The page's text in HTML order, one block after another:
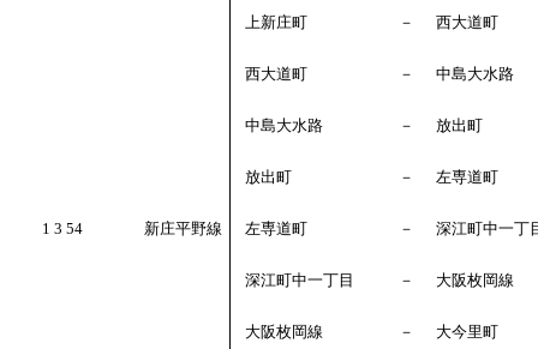
1 3 54 新庄平野線
上新庄町 － 西大道町
西大道町 － 中島大水路
中島大水路 － 放出町
放出町 － 左専道町
左専道町 － 深江町中一丁
深江町中一丁目 － 大阪枚岡線
大阪枚岡線 － 大今里町